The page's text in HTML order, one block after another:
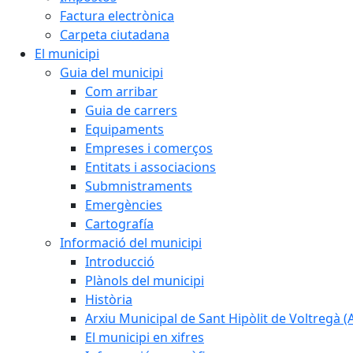
Factura electrònica
Carpeta ciutadana
El municipi
Guia del municipi
Com arribar
Guia de carrers
Equipaments
Empreses i comerços
Entitats i associacions
Submnistraments
Emergències
Cartografía
Informació del municipi
Introducció
Plànols del municipi
Història
Arxiu Municipal de Sant Hipòlit de Voltregà
El municipi en xifres